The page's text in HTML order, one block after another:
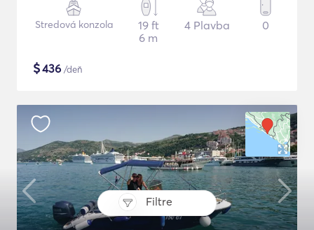
Filtre
Stredová konzola
19 ft
6 m
4 Plavba 0
$436 /deň